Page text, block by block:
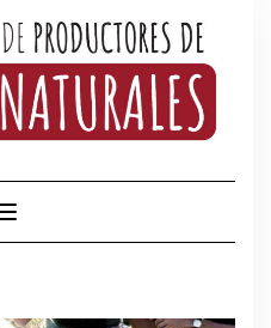
Cambiar modo de navegación